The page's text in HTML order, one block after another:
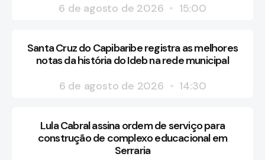
6 de agosto de 2026
15:00
Santa Cruz do Capibaribe registra as melhores
notas da história do Ideb na rede municipal
6 de agosto de 2026
14:30
Lula Cabral assina ordem de serviço para
construção de complexo educacional em
Serraria